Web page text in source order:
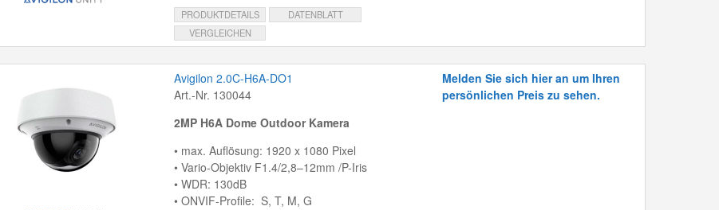
PRODUKTDETAILS
DATENBLATT
VERGLEICHEN
Avigilon 2.0C-H6A-DO1
Art.-Nr. 130044
2MP H6A Dome Outdoor Kamera
• max. Auflösung: 1920 x 1080 Pixel
• Vario-Objektiv F1.4/2,8–12mm /P-Iris
• WDR: 130dB
• ONVIF-Profile: S, T, M, G
Melden Sie sich hier an um Ihren
persönlichen Preis zu sehen.